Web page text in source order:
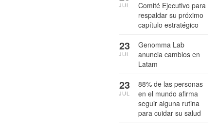
Comité Ejecutivo para
respaldar su próximo
capítulo estratégico
JUL
Genomma Lab
anuncia cambios en
Latam
23
JUL
88% de las personas
en el mundo afirma
seguir alguna rutina
para cuidar su salud
23
JUL